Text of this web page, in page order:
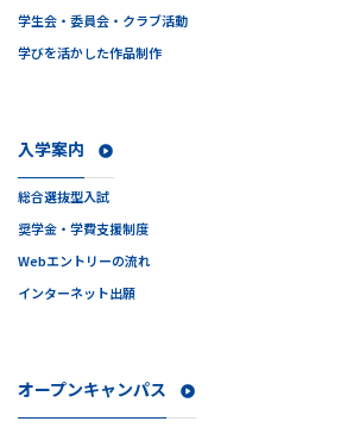
入学案内
総合選抜型入試
奨学金・学費支援制度
Webエントリーの流れ
インターネット出願
学生会・委員会・クラブ活動
学びを活かした作品制作
オープンキャンパス